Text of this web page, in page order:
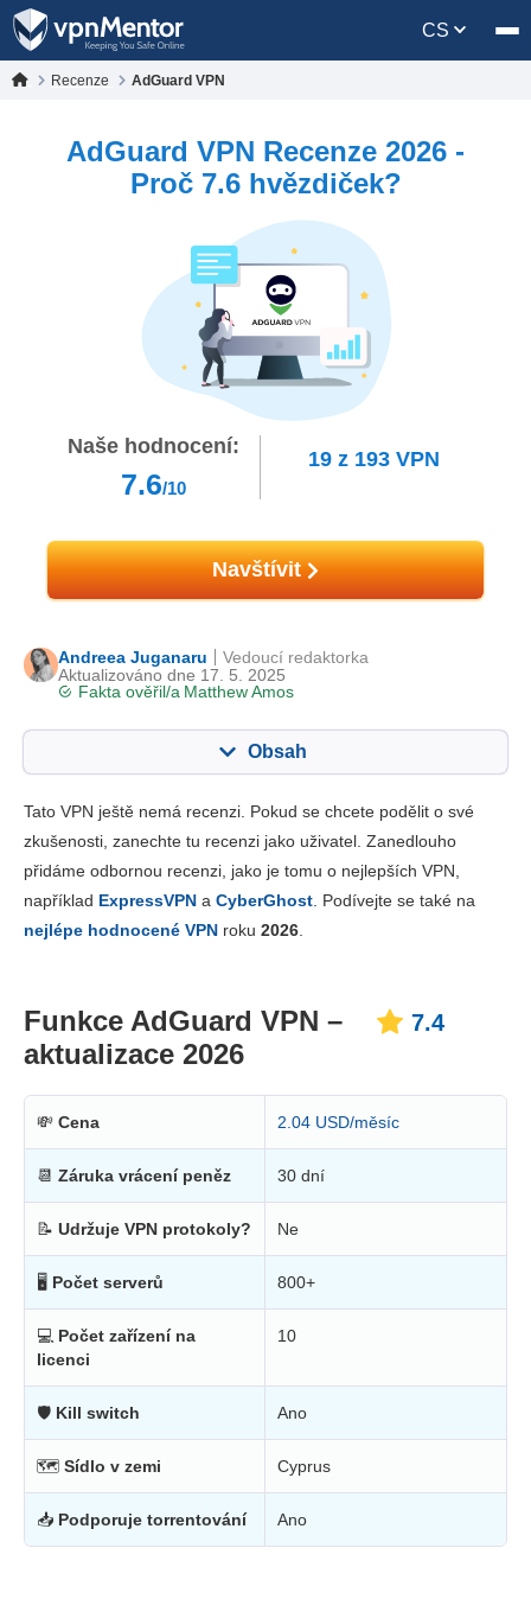
CS
Recenze AdGuard VPN
AdGuard VPN Recenze 2026 -
Proč 7.6 hvězdiček?
Naše hodnocení:
7.6/10
19z 193 VPN
Navštívit
Andreea Juganaru
Aktualizováno dne 17. 5. 2025
Fakta ověřil/a Matthew Amos
Vedoucí redaktorka
Obsah
Klíčové vlastnosti 7.4
Instalace a aplikace 8.8
Tato VPN ještě nemá recenzi. Pokud se chcete podělit o své
zkušenosti, zanechte tu recenzi jako uživatel. Zanedlouho
přidáme odbornou recenzi, jako je tomu o nejlepších VPN,
například ExpressVPN a CyberGhost. Podívejte se také na
nejlépe hodnocené VPN roku 2026.
Funkce AdGuard VPN –
aktualizace 2026
7.4
💸 Cena 2.04 USD/měsíc
📆 Záruka vrácení peněz 30 dní
📝 Udržuje VPN protokoly? Ne
🖥 Počet serverů 800+
💻 Počet zařízení na
licenci
10
🛡 Kill switch Ano
🗺 Sídlo v zemi Cyprus
📥 Podporuje torrentování Ano